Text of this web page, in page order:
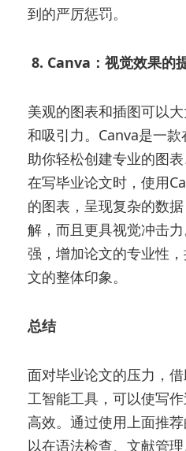
到的严厉惩罚。
8. Canva：视觉效果的
美观的图表和插图可以
和吸引力。Canva是一
助你轻松创建专业的图表
在写毕业论文时，使用
的图表，呈现复杂的数
解，而且更具视觉冲击
强，增加论文的专业性
文的整体印象。
总结
面对毕业论文的压力，
工智能工具，可以使写
高效。通过使用上面推
以在语法检查、文献管